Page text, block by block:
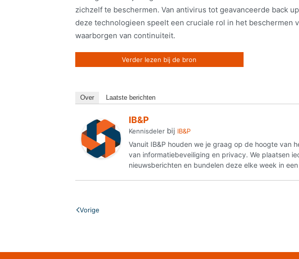
zichzelf te beschermen. Van antivirus tot geavanceerde back
deze technologieen speelt een cruciale rol in het beschermen
waarborgen van continuiteit.
Verder lezen bij de bron
Over Laatste berichten
IB&P
Kennisdeler bij IB&P
Vanuit IB&P houden we je graag op de hoogte van
van informatiebeveiliging en privacy. We plaatsen
nieuwsberichten en bundelen deze elke week in
Vorige